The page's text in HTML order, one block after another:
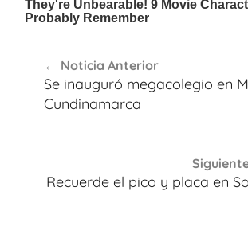
de
entradas
Noticia Anterior
Se inauguró megacolegio en
Cundinamarca
Recuerde el pico y placa en